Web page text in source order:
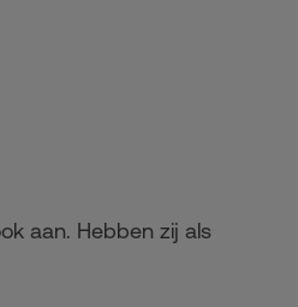
aan. Hebben zij als